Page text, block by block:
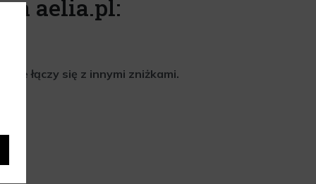
aelia.pl:
łączy się z innymi zniżkami.